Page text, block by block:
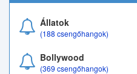
Állatok
(188 csengőhangok)
Bollywood
(369 csengőhangok)